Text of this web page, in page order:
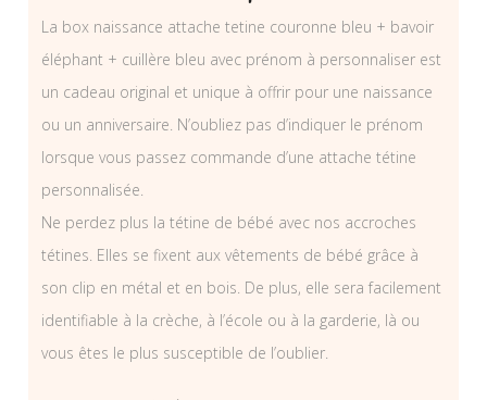
La box naissance attache tetine couronne bleu + bavoir
éléphant + cuillère bleu avec prénom à personnaliser est
un cadeau original et unique à offrir pour une naissance
ou un anniversaire. N’oubliez pas d’indiquer le prénom
lorsque vous passez commande d’une attache tétine
personnalisée.
Ne perdez plus la tétine de bébé avec nos accroches
tétines. Elles se fixent aux vêtements de bébé grâce à
son clip en métal et en bois. De plus, elle sera facilement
identifiable à la crèche, à l’école ou à la garderie, là ou
vous êtes le plus susceptible de l’oublier.